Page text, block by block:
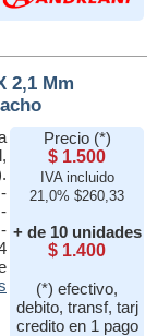
2,1 Mm
-
Precio (*)
$ 1.500
IVA incluido
21,0% $260,33
+ de 10 unidades
$ 1.400
(*) efectivo,
debito, transf, tarj
credito en 1 pago